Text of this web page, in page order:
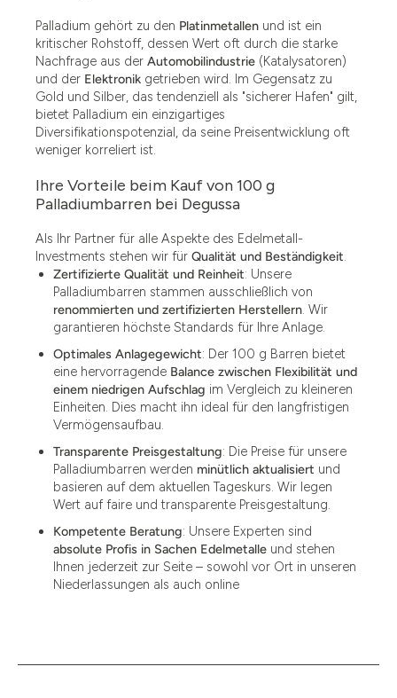
Palladium gehört zu den Platinmetallen und ist ein
kritischer Rohstoff, dessen Wert oft durch die starke
Nachfrage aus der Automobilindustrie (Katalysatoren)
und der Elektronik getrieben wird. Im Gegensatz zu
Gold und Silber, das tendenziell als "sicherer Hafen" gilt,
bietet Palladium ein einzigartiges
Diversifikationspotenzial, da seine Preisentwicklung oft
weniger korreliert ist.
Ihre Vorteile beim Kauf von 100 g
Palladiumbarren bei Degussa
Als Ihr Partner für alle Aspekte des Edelmetall-
Investments stehen wir für Qualität und Beständigkeit.
Zertifizierte Qualität und Reinheit: Unsere
Palladiumbarren stammen ausschließlich von
renommierten und zertifizierten Herstellern. Wir
garantieren höchste Standards für Ihre Anlage.
Optimales Anlagegewicht: Der 100 g Barren bietet
eine hervorragende Balance zwischen Flexibilität und
einem niedrigen Aufschlag im Vergleich zu kleineren
Einheiten. Dies macht ihn ideal für den langfristigen
Vermögensaufbau.
Transparente Preisgestaltung: Die Preise für unsere
Palladiumbarren werden minütlich aktualisiert und
basieren auf dem aktuellen Tageskurs. Wir legen
Wert auf faire und transparente Preisgestaltung.
Kompetente Beratung: Unsere Experten sind
absolute Profis in Sachen Edelmetalle und stehen
Ihnen jederzeit zur Seite – sowohl vor Ort in unseren
Niederlassungen als auch online